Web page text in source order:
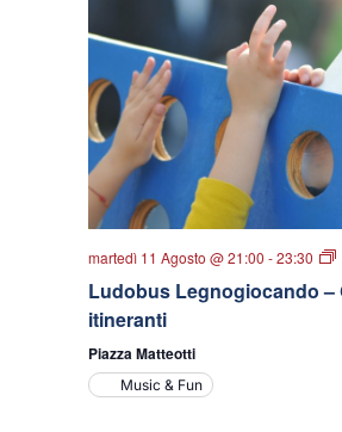
martedì 11 Agosto @ 21:00 -23:30
–
Ludobus Legnogiocando –
itineranti
Piazza Matteotti
Music & Fun